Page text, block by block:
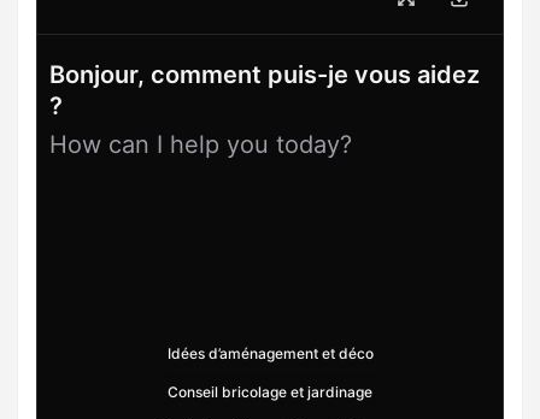
Bonjour, comment puis-je vous aidez
?
How can I help you today?
Idées d’aménagement et déco
Conseil bricolage et jardinage